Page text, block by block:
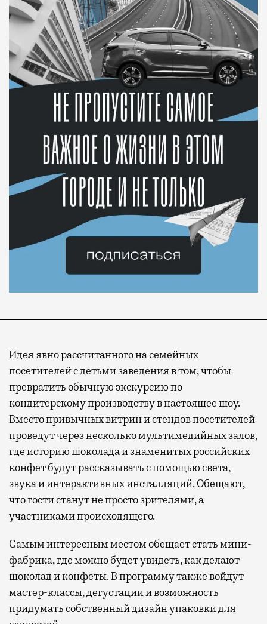
Идея явно рассчитанного на семейных
посетителей с детьми заведения в том, чтобы
превратить обычную экскурсию по
кондитерскому производству в настоящее шоу.
Вместо привычных витрин и стендов посетителей
проведут через несколько мультимедийных залов,
где историю шоколада и знаменитых российских
конфет будут рассказывать с помощью света,
звука и интерактивных инсталляций. Обещают,
что гости станут не просто зрителями, а
участниками происходящего.
Самым интересным местом обещает стать мини-
фабрика, где можно будет увидеть, как делают
шоколад и конфеты. В программу также войдут
мастер-классы, дегустации и возможность
придумать собственный дизайн упаковки для